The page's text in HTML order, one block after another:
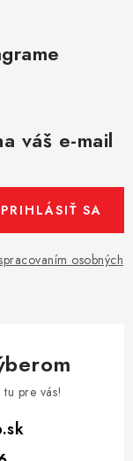
váš e-mail
osobných
PRIHLÁSIŤ SA
pre vás!